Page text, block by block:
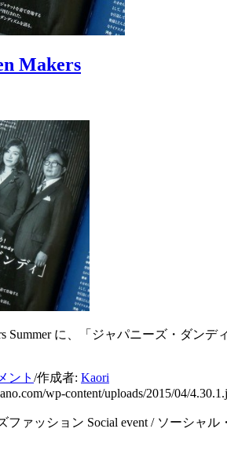
Makers
Summer に、「ジャパニーズ・ダン
ント /作成者: Kaori
wp-content/uploads/2015/04/
ファッション Social event / ソーシャル